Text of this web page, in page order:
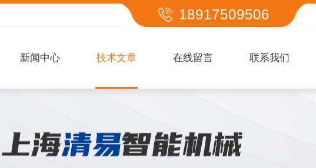
18917509506
新闻中心 技术文章 在线留言 联系我们